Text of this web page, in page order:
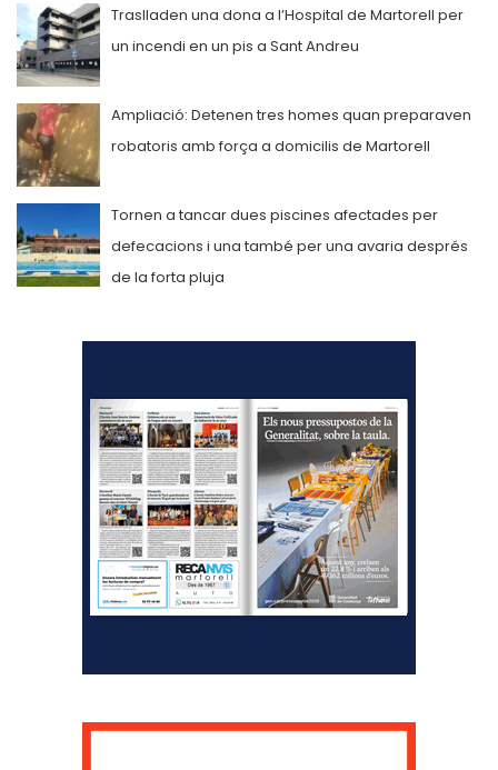
Traslladen una dona a l’Hospital de Martorell per
un incendi en un pis a Sant Andreu
Ampliació: Detenen tres homes quan preparaven
robatoris amb força a domicilis de Martorell
Tornen a tancar dues piscines afectades per
defecacions i una també per una avaria després
de la forta pluja